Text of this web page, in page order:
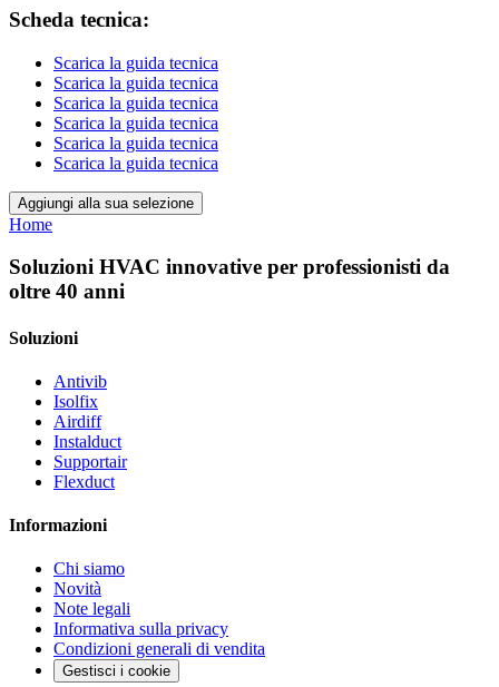
Scheda tecnica:
Scarica la guida tecnica
Scarica la guida tecnica
Scarica la guida tecnica
Scarica la guida tecnica
Scarica la guida tecnica
Scarica la guida tecnica
Aggiungi alla sua selezione
Home
Soluzioni HVAC innovative per professionisti da
oltre 40 anni
Soluzioni
Antivib
Isolfix
Airdiff
Instalduct
Supportair
Flexduct
Informazioni
Chi siamo
Novità
Note legali
Informativa sulla privacy
Condizioni generali di vendita
Gestisci i cookie